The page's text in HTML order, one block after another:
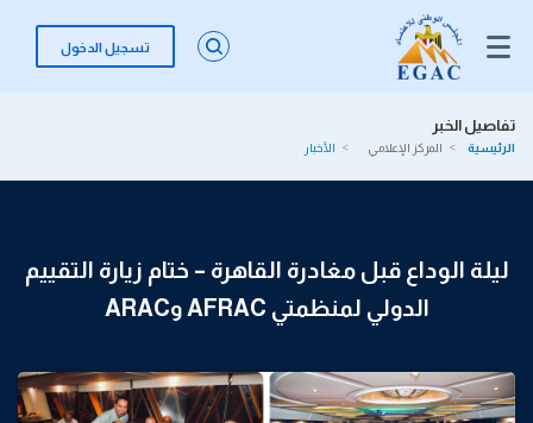
تسجيل الدخول
تفاصيل الخبر
الرئيسية المركز الإعلامي الأخبار
ليلة الوداع قبل مغادرة القاهرة – ختام زيارة التقييم
الدولي لمنظمتي AFRAC وARAC